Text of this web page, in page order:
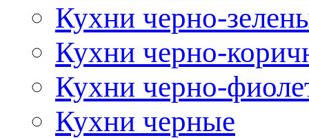
Кухни черно-
Кухни черно-
Кухни черно-
Кухни черные